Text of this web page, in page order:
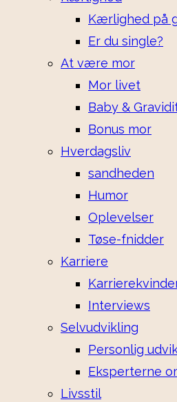
Kærlighed på
Er du single?
At være mor
Mor livet
Baby &
Bonus mor
Hverdagsliv
sandheden
Humor
Oplevelser
Tøse-fnidder
Karriere
Interviews
Selvudvikling
Personlig
Eksperterne
Livsstil